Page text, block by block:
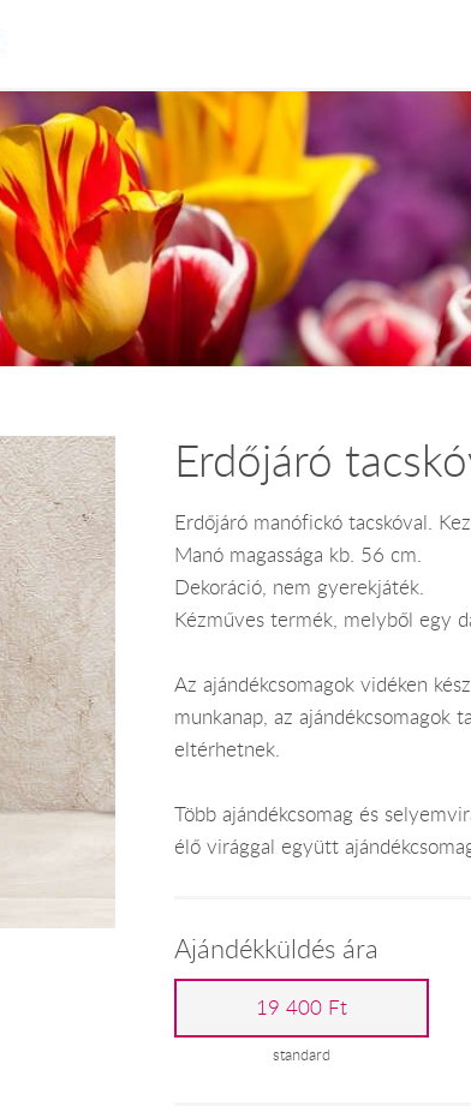
Erdőjáró
Erdőjáró manófickó tacskóval.
Manó magassága kb. 56 cm.
Dekoráció, nem gyerekjáték.
Kézműves termék, melyből egy
Az ajándékcsomagok vidéken
munkanap, az ajándékcsomagok
eltérhetnek.
Több ajándékcsomag és
élő virággal együtt
Ajándékküldés ára
19 400 Ft
standard